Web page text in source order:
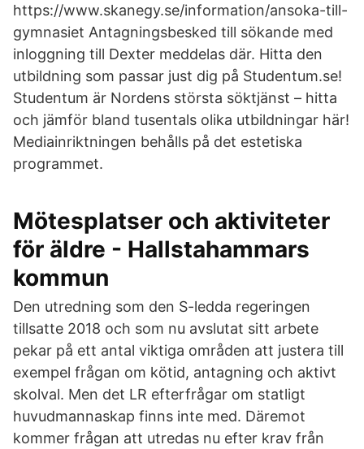
https://www.skanegy.se/information/ansoka-till-
gymnasiet Antagningsbesked till sökande med
inloggning till Dexter meddelas där. Hitta den
utbildning som passar just dig på Studentum.se!
Studentum är Nordens största söktjänst – hitta
och jämför bland tusentals olika utbildningar här!
Mediainriktningen behålls på det estetiska
programmet.
Mötesplatser och aktiviteter
för äldre - Hallstahammars
kommun
Den utredning som den S-ledda regeringen
tillsatte 2018 och som nu avslutat sitt arbete
pekar på ett antal viktiga områden att justera till
exempel frågan om kötid, antagning och aktivt
skolval. Men det LR efterfrågar om statligt
huvudmannaskap finns inte med. Däremot
kommer frågan att utredas nu efter krav från